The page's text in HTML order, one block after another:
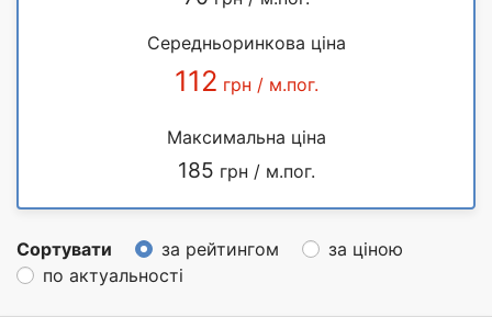
Середньоринкова ціна
112 грн / м.пог.
Максимальна ціна
185 грн / м.пог.
Сортувати за рейтингом
за ціною
по актуальності